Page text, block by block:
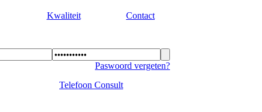
Kwaliteit Contact
Paswoord vergeten?
Telefoon Consult